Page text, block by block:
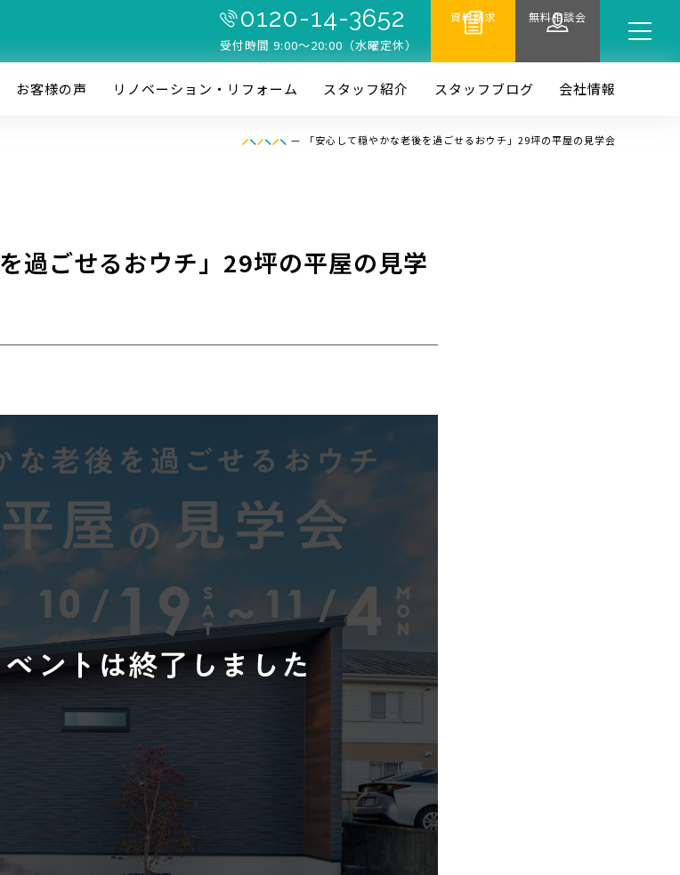
0120-14-3652
受付時間 9:00〜20:00（水曜定休）
資料請求 無料相談会
お客様の声 リノベーション・リフォーム スタッフ紹介 スタッフブログ 会社情報
— 「安心して穏やかな老後を過ごせるおウチ」29坪の平屋の見学会
過ごせるおウチ」29坪の平屋の見学